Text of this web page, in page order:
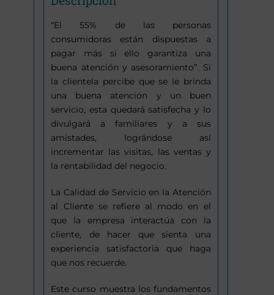
“El 55% de las personas
consumidoras están dispuestas a
pagar más si ello garantiza una
buena atención y asesoramiento”. Si
la clientela percibe que se le brinda
una buena atención y un buen
servicio, esta quedará satisfecha y lo
divulgará a familiares y a sus
amistades, lográndose así
incrementar las visitas, las ventas y
la rentabilidad del negocio.
La Calidad de Servicio en la Atención
al Cliente se refiere al modo en el
que la empresa interactúa con la
cliente, de hacer que sienta una
experiencia satisfactoria que haga
que nos recuerde.
Este curso muestra los fundamentos